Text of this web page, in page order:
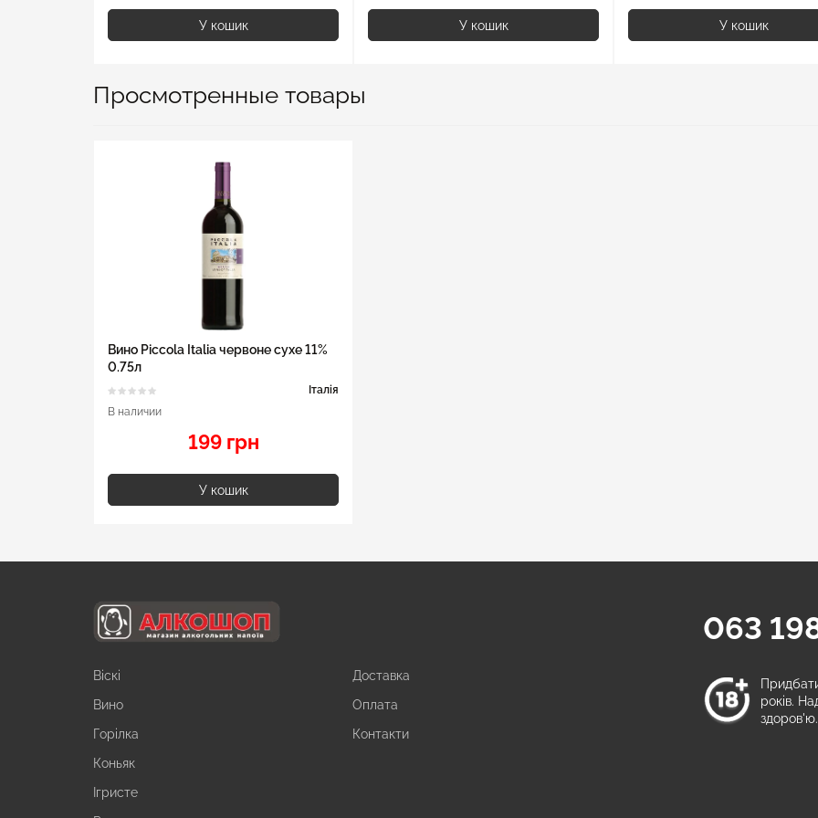
У кошик У кошик У кошик
Просмотренные товары
Вино Piccola Italia червоне сухе 11%
0.75л
Італія
В наличии
199 грн
У кошик
Віскі
Вино
Горілка
Коньяк
Ігристе
Доставка
Оплата
Контакти
063
років.
здоров'ю.